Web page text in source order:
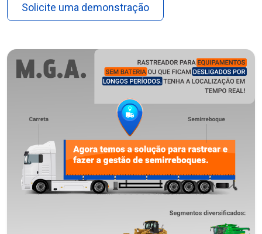
Solicite uma demonstração